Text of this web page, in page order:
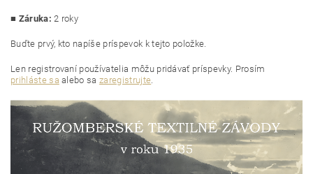
■ Záruka: 2 roky
Buďte prvý, kto napíše príspevok k tejto položke.
Len registrovaní používatelia môžu pridávať príspevky. Prosím
prihláste sa alebo sazaregistrujte.